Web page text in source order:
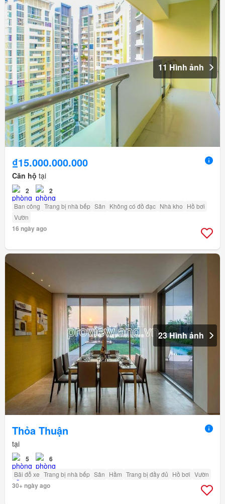
11 Hình ảnh
₫15.000.000.000
Căn hộ tại
2 2
Ban công Trang bị nhà bếp Sân Không có đồ đạc Nhà kho Hồ bơi
Vườn
16 ngày ago
23 Hình ảnh
Thỏa Thuận
tại
5 6
Bãi đỗ xe Trang bị nhà bếp Sân Hầm Trang bị đầy đủ Hồ bơi Vườn
30+ ngày ago